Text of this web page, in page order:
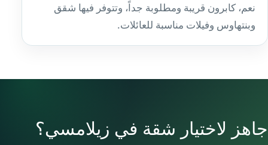
نعم، كابرون قريبة ومطلوبة جداً، وتتوفر فيها شقق
وبنتهاوس وفيلات مناسبة للعائلات.
جاهز لاختيار شقة في زيلامسي؟